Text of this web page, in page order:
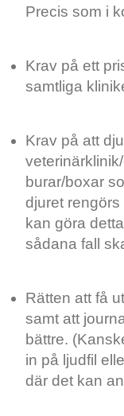
Precis som i
Krav på ett
samtliga
Krav på att
burar/boxar
djuret
kan göra
sådana fall
Rätten att få
samt att
bättre.
in på ljudfil
där det kan